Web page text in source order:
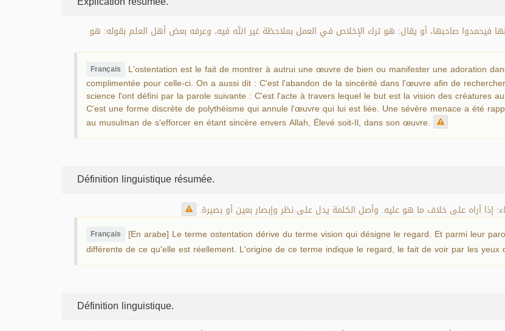
لها فيحمدوا صاحبها، أو يقال: هو ترك الإخلاص في العمل بملاحظة غير الله فيه، وعرفه بعض أهل العلم بقوله: هو
Français
L'ostentation est le fait de montrer à autrui une œuvre de bien ou manifester une adoration
complimentée pour celle-ci. On a aussi dit : C'est l'abandon de la sincérité dans l'œuvre afin de
science l'ont défini par la parole suivante : C'est l'acte à travers lequel le but est la vision des créatures
C'est une forme discrète de polythéisme qui annule l'œuvre qui lui est liée. Une sévère menace a été
au musulman de s'efforcer en étant sincère envers Allah, Élevé soit-Il, dans son œuvre.
Définition linguistique résumée.
إذا أراه على خلاف ما هو عليه. وأصل الكلمة يدل على نظر وإبصار بعين أو بصيرة.
Français
[En arabe] Le terme ostentation dérive du terme vision qui désigne le regard. Et parmi leur
différente de ce qu'elle est réellement. L'origine de ce terme indique le regard, le fait de voir par les yeux
Définition linguistique.